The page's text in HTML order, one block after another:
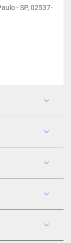
- SP, 02537-